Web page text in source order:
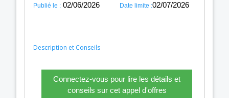
Publié le : 02/06/2026 Date limite :02/07/2026
Description et Conseils
Connectez-vous pour lire les détails et
conseils sur cet appel d'offres